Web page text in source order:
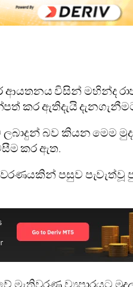
විසින් මහින්ද
කර ඇතිදැයි
බව කියන මෙම
කර ඇත.
පසුව